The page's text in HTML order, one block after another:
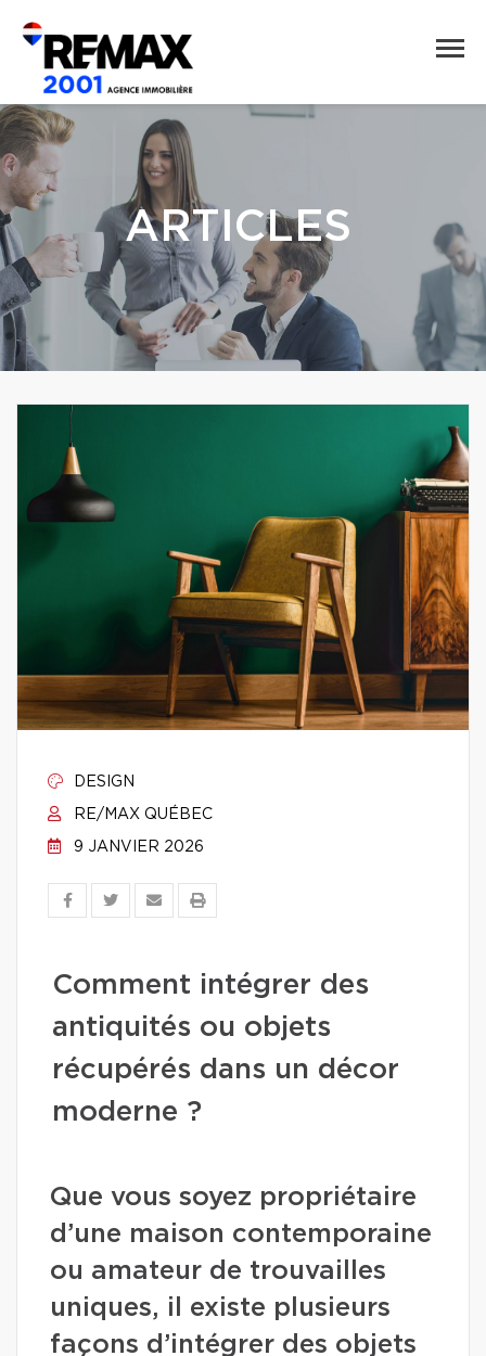
ARTICLES
DESIGN
RE/MAX QUÉBEC
9 JANVIER 2026
Comment intégrer des
antiquités ou objets
récupérés dans un décor
moderne ?
Que vous soyez propriétaire
d’une maison contemporaine
ou amateur de trouvailles
uniques, il existe plusieurs
façons d’intégrer des objets